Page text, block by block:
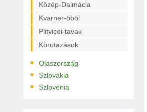
Közép-Dalmácia
Kvarner-öböl
Plitvicei-tavak
Körutazások
• Olaszország
• Szlovákia
• Szlovénia